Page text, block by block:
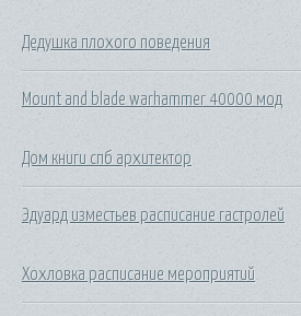
Дедушка плохого поведения
Mount and blade warhammer 40000 мод
Дом книги спб архитектор
Эдуард изместьев расписание гастролей
Хохловка расписание мероприятий